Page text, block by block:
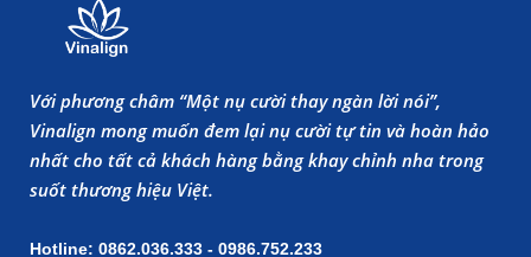
Với phương châm “Một nụ cười thay ngàn lời nói”,
Vinalign mong muốn đem lại nụ cười tự tin và hoàn hảo
nhất cho tất cả khách hàng bằng khay chỉnh nha trong
suốt thương hiệu Việt.
Hotline: 0862.036.333 - 0986.752.233